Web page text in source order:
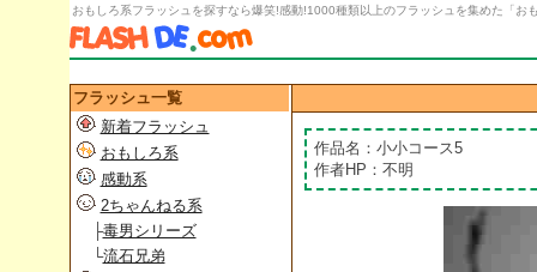
おもしろ系フラッシュを探すなら爆笑!感動!1000種類以上のフラッシュを集めた「お
作品名：小小コース5
作者HP：不明
フラッシュ一覧
新着フラッシュ
おもしろ系
感動系
2ちゃんねる系
├毒男シリーズ
└流石兄弟